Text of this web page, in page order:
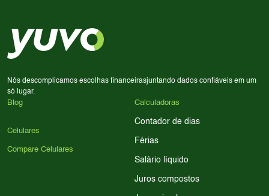
processador e bateria são essenciais. Use nossos filtros
para encontrar o celular ideal.
Nós descomplicamos escolhas financeirasjuntando dados confiáveis em um
só lugar.
Blog
Celulares
Compare Celulares
Calculadoras
Contador de dias
Férias
Salário líquido
Juros compostos